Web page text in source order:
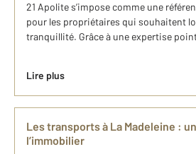
21 Apolite s’impose comme une
pour les propriétaires qui souhaitent
tranquillité. Grâce à une expertise
Lire plus
Les transports à La Madeleine :
l’immobilier